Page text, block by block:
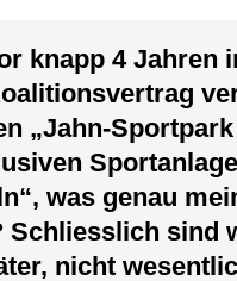
knapp 4 Jahren
„Jahn-
was genau
Schliesslich sind
nicht